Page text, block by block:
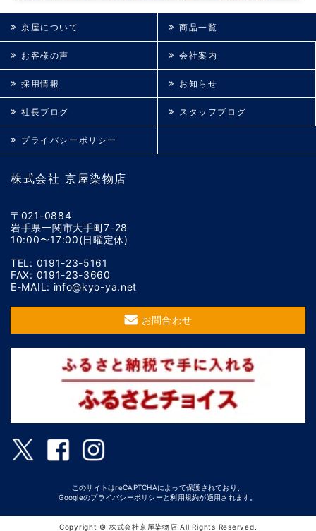
株式会社 京屋染物店
〒021-0884
岩手県一関市大手町7-28
10:00〜17:00(日曜定休)
TEL: 0191-23-5161
FAX: 0191-23-3660
E-MAIL: info@kyo-ya.net
お問合わせ
京屋について 商品一覧
お客様の声 会社案内
採用情報 お知らせ
社長ブログ スタッフブログ
プライバシーポリシー
このサイトはreCAPTCHAによって保護されており、
Googleのプライバシーポリシー と利用規約が適用されます。
Copyright © 株式会社京屋染物店 All Rights Reserved.